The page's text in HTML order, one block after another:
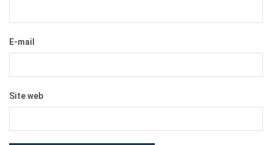
E-mail
Site web